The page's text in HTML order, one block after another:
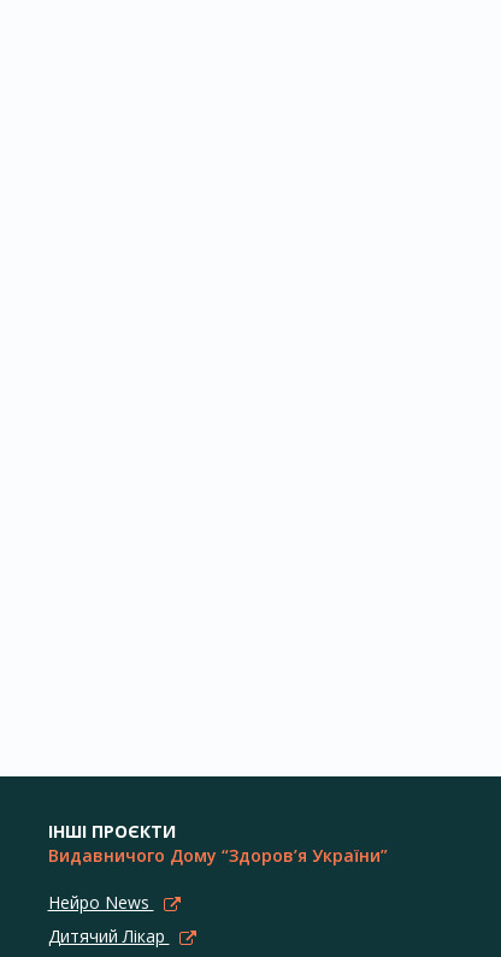
ІНШІ ПРОЄКТИ
Видавничого Дому “Здоров’я України”
Нейро News
Дитячий Лікар